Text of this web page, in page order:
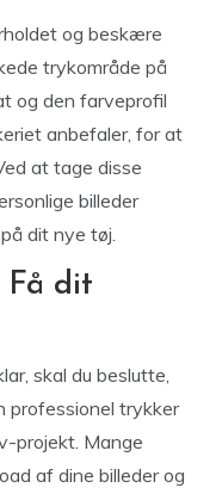
og beskære
trykområde på
og den farveprofil
anbefaler, for at
at tage disse
billeder
dit nye tøj.
Få dit
skal du beslutte,
professionel trykker
projekt. Mange
af dine billeder og